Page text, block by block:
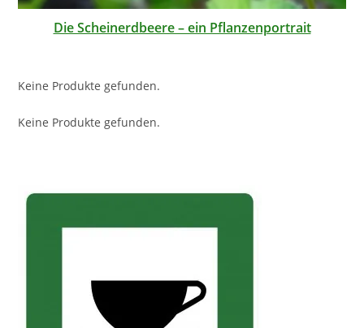
Die Scheinerdbeere – ein Pflanzenportrait
Keine Produkte gefunden.
Keine Produkte gefunden.